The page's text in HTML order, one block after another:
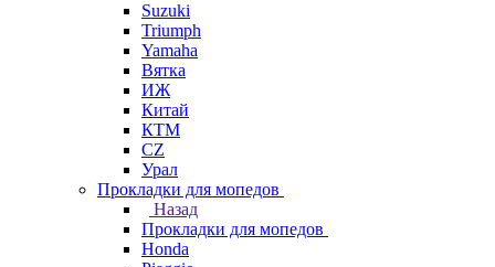
Suzuki
Triumph
Yamaha
Вятка
ИЖ
Китай
КТМ
СZ
Урал
Прокладки для мопедов
Назад
Прокладки для мопедов
Honda